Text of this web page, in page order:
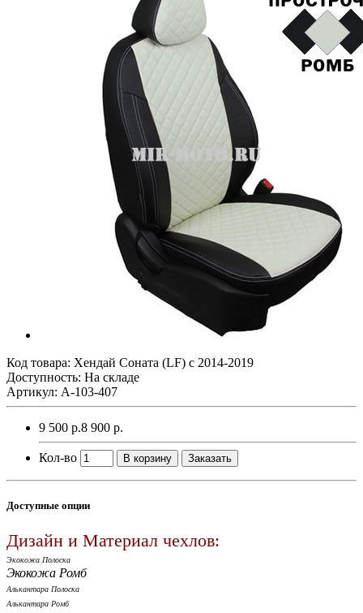
Код товара: Хендай Соната (LF) с 2014-2019
Доступность: На складе
Артикул: A-103-407
9 500 р.8 900 р.
Кол-во В корзину Заказать
Доступные опции
Дизайн и Материал чехлов:
Экокожа Полоска
Экокожа Ромб
Алькантара Полоска
Алькантара Ромб